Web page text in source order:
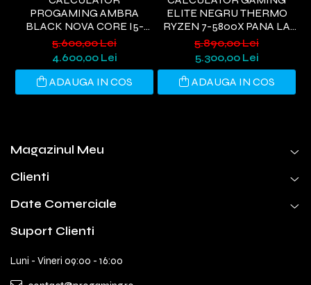
PROGAMING AMBRA
BLACK NOVA CORE I5-
9400, 32GB DDR4, 1TB SSD,
RTX 3050 6GB, WIFI 6,
WINDOWS 11 HOME
5.600,00 Lei
4.600,00 Lei
ADAUGA IN COS
ELITE NEGRU THERMO
RYZEN 7-5800X PANA LA
4.7GHZ, 32GB DDR4, 1TB
SSD, RTX5060 8GB GDDR7,
WINDOWS 11, WI-FI 6
5.890,00 Lei
5.300,00 Lei
ADAUGA IN COS
Magazinul Meu
Clienti
Date Comerciale
Suport Clienti
Luni - Vineri 09:00 - 16:00